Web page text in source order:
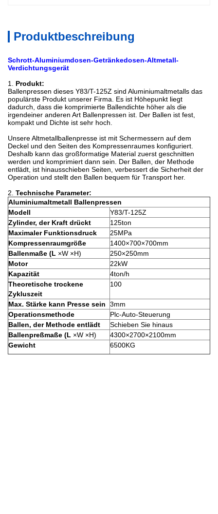
Produktbeschreibung
Schrott-Aluminiumdosen-Getränkedosen-Altmetall-
Verdichtungsgerät
1. Produkt:
Ballenpressen dieses Y83/T-125Z sind Aluminiumaltmetalls das
populärste Produkt unserer Firma. Es ist Höhepunkt liegt
dadurch, dass die komprimierte Ballendichte höher als die
irgendeiner anderen Art Ballenpressen ist. Der Ballen ist fest,
kompakt und Dichte ist sehr hoch.
Unsere Altmetallballenpresse ist mit Schermessern auf dem
Deckel und den Seiten des Kompressenraumes konfiguriert.
Deshalb kann das großformatige Material zuerst geschnitten
werden und komprimiert dann sein. Der Ballen, der Methode
entlädt, ist hinausschieben Seiten, verbessert die Sicherheit der
Operation und stellt den Ballen bequem für Transport her.
2. Technische Parameter:
Aluminiumaltmetall Ballenpressen
Modell
Y83/T-125Z
Zylinder, der Kraft drückt
125ton
Maximaler Funktionsdruck
25MPa
Kompressenraumgröße
1400×700×700mm
Ballenmaße (L ×W ×H)
250×250mm
Motor
22kW
Kapazität
4ton/h
Theoretische trockene
Zykluszeit
100
Max. Stärke kann Presse sein
3mm
Operationsmethode
Plc-Auto-Steuerung
Ballen, der Methode entlädt
Schieben Sie hinaus
Ballenpreßmaße (L ×W ×H)
4300×2700×2100mm
Gewicht
6500KG